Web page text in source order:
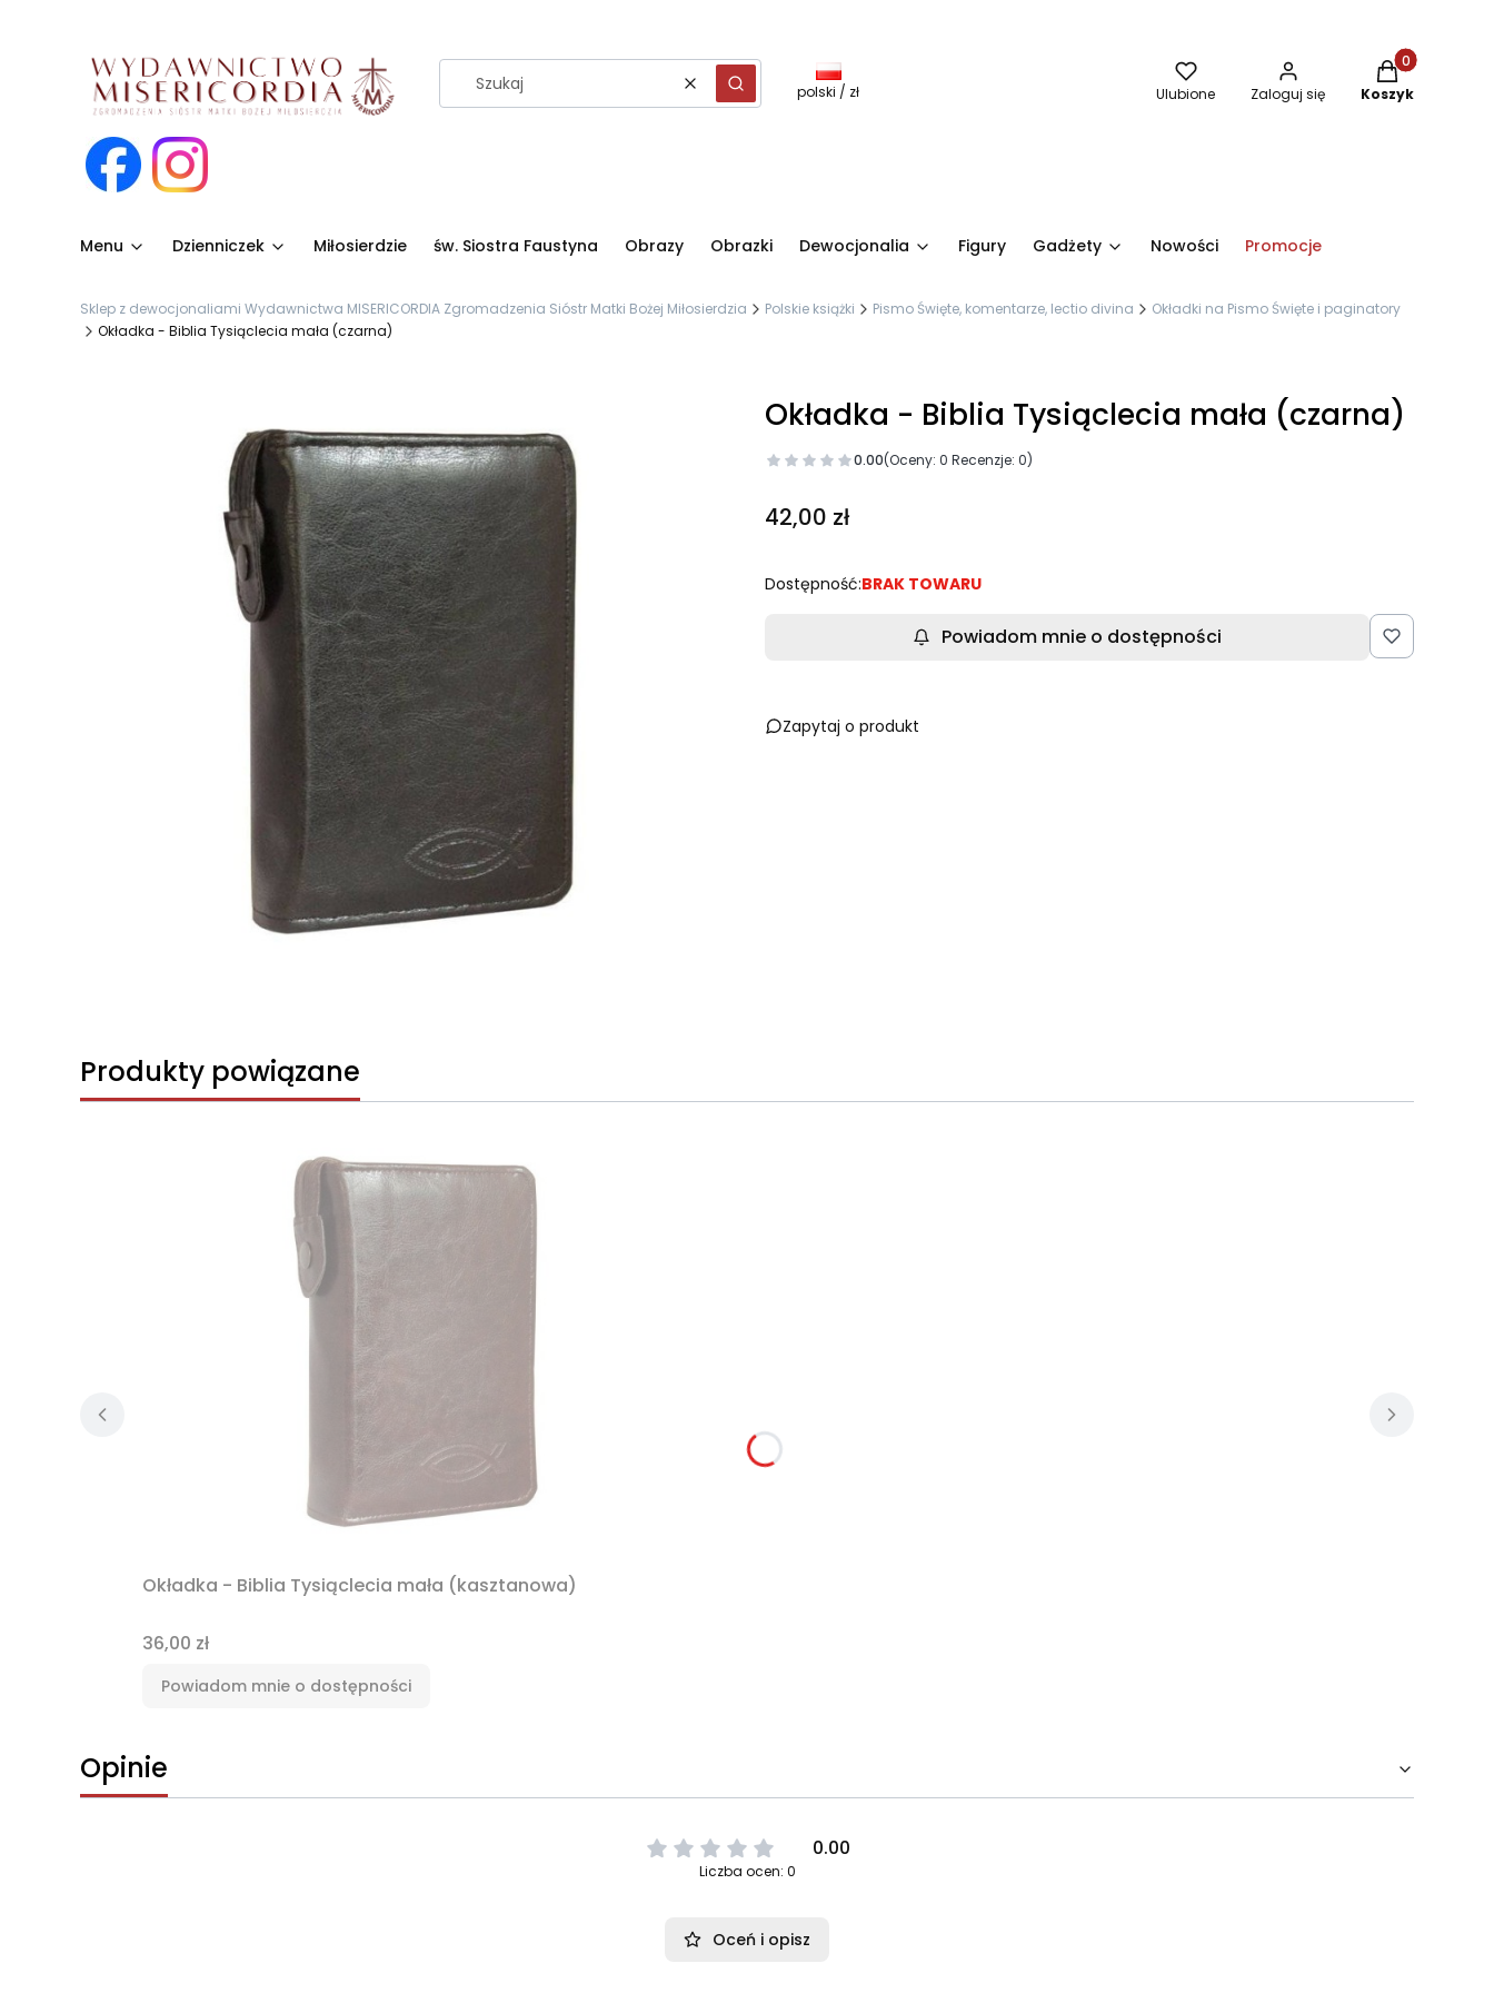
WyczyśćSzukaj polski / zł Ulubione Zaloguj się
Produkty w
Koszyk
Menu Dzienniczek Miłosierdzie św. Siostra Faustyna Obrazy Obrazki Dewocjonalia Figury Gadżety Nowości Promocje
Sklep z dewocjonaliami Wydawnictwa MISERICORDIA Zgromadzenia Sióstr Matki Bożej Miłosierdzia Polskie książki Pismo Święte, komentarze, lectio divina
Okładki na Pismo Święte i paginatory
Okładka - Biblia Tysiąclecia mała (czarna)
Okładka - Biblia Tysiąclecia mała (czarna)
0.00(Oceny: 0 Recenzje: 0)
Cena
42,00 zł
Dostępność:BRAK TOWARU
Powiadom mnie o dostępności
Zapytaj o produkt
Produkty powiązane
Okładka - Biblia Tysiąclecia mała (kasztanowa)
Cena
36,00 zł
Powiadom mnie o dostępności
Opinie
0.00
Liczba ocen: 0
Oceń i opisz